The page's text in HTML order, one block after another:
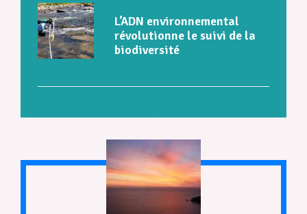
L’ADN environnemental
révolutionne le suivi de la
biodiversité